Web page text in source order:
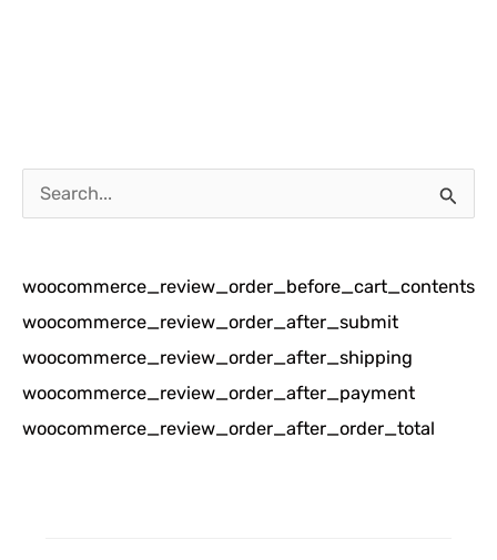
a
i
u
n
t
u
woocommerce_review_order_before_cart_contents
woocommerce_review_order_after_submit
woocommerce_review_order_after_shipping
woocommerce_review_order_after_payment
woocommerce_review_order_after_order_total